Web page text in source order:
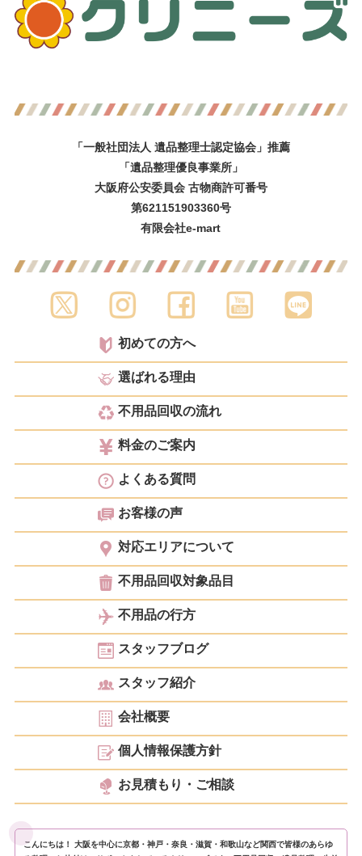
「一般社団法人 遺品整理士認定協会」推薦
「遺品整理優良事業所」
大阪府公安委員会 古物商許可番号
第621151903360号
有限会社e-mart
初めての方へ
選ばれる理由
不用品回収の流れ
料金のご案内
よくある質問
お客様の声
対応エリアについて
不用品回収対象品目
不用品の行方
スタッフブログ
スタッフ紹介
会社概要
個人情報保護方針
お見積もり・ご相談
こんにちは！ 大阪を中心に京都・神戸・奈良・滋賀・和歌山など関西で皆様のあらゆ